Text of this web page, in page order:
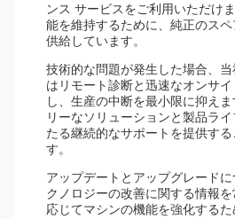
ンス サービスをご利用いただけ
能を維持するために、純正のス
供給しています。
技術的な問題が発生した場合、
はリモート診断と迅速なオンサ
し、生産の中断を最小限に抑え
リーなソリューションと製品ラ
たる継続的なサポートを提供す
す。
アップデートとアップグレード
クノロジーの改善に関する情報
応じてマシンの機能を強化する